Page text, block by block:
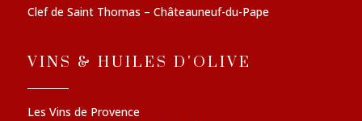
Clef de Saint Thomas – Châteauneuf-du-Pape
VINS & HUILES D'OLIVE
Les Vins de Provence